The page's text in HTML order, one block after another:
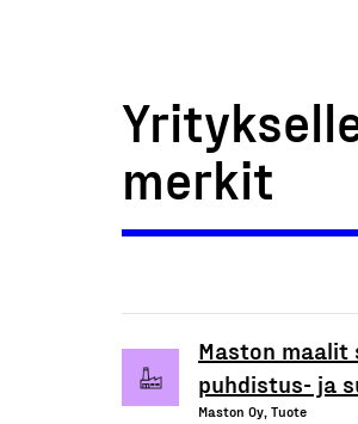
merkit
Maston
puhdistus- ja
Maston Oy, Tuote